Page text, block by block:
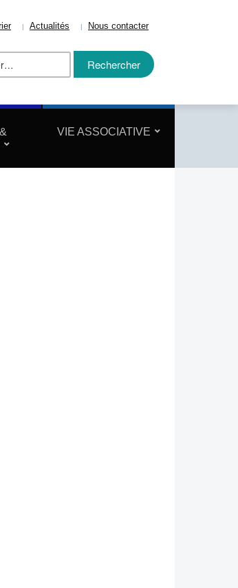
Actualités Nous contacter
Rechercher :
VIE ASSOCIATIVE